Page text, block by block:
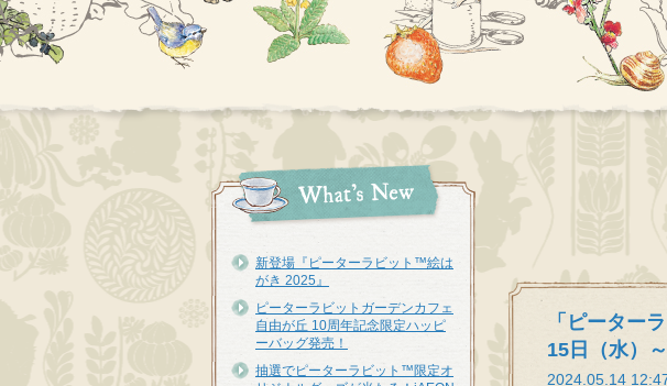
新登場『ピーターラビット™︎絵は
がき 2025』
ピーターラビットガーデンカフェ
自由が丘 10周年記念限定ハッピ
ーバッグ発売！
抽選でピーターラビット™限定オ
「ピーター
15日（水）
2024.05.14